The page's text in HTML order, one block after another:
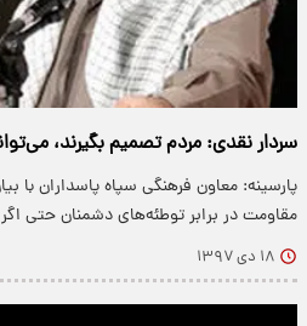
سردار نقدی: مردم تصمیم بگیرند،
پارسینه: معاون فرهنگی سپاه پاسداران با
مقاومت در برابر توطئه‌های دشمنان حتی
۱۸ دی ۱۳۹۷